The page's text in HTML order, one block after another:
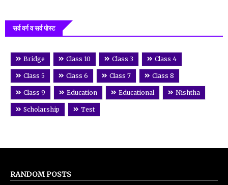
सर्व वर्ग व सर्व पोस्ट
Bridge Class 10 Class 3 Class 4
Class 5 Class 6 Class 7 Class 8
Class 9 Education Educational Nishtha
Scholarship Test
RANDOM POSTS